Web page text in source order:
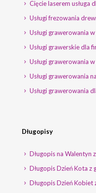
Cięcie laserem usługa
Usługi frezowania
Usługi grawerowania
Usługi grawerskie dla
Usługi grawerowania
Usługi grawerowania
Usługi grawerowania
Długopisy
Długopis na Walentyn
Długopis Dzień Kota z
Długopis Dzień Kobiet